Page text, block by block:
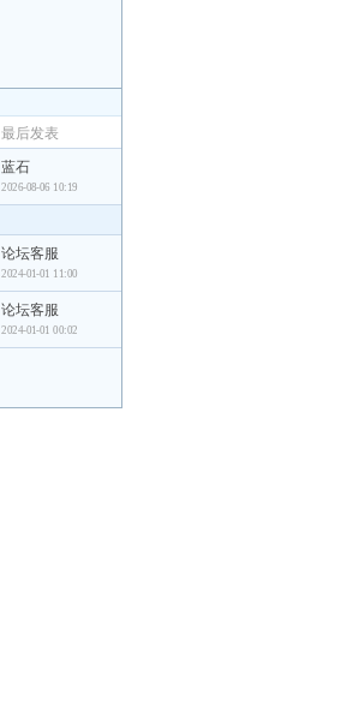
最后发表
蓝石
2026-08-06 10:19
论坛客服
2024-01-01 11:00
论坛客服
2024-01-01 00:02